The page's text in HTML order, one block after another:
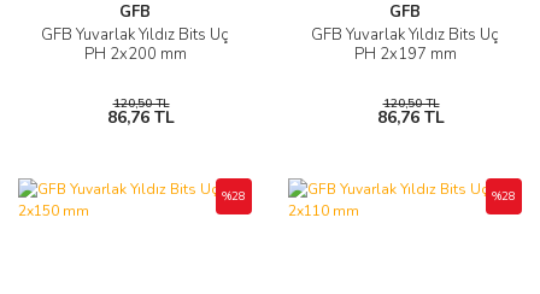
GFB
GFB Yuvarlak Yıldız Bits Uç
PH 2x200 mm
120,50 TL
86,76 TL
GFB
GFB Yuvarlak Yıldız Bits Uç
PH 2x197 mm
120,50 TL
86,76 TL
%28 %28